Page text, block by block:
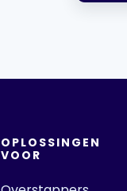
OPLOSSINGEN
VOOR